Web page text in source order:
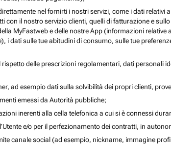
nel fornirti i nostri servizi, come i dati
con il nostro servizio clienti, quelli di fatturazione e
MyFastweb e delle nostre App (informazioni
i dati sulle tue abitudini di consumo, sulle tue
delle prescrizioni regolamentari, dati personali
ad esempio dati sulla solvibilità dei propri clienti,
emessi da Autorità pubbliche;
inerenti alla cella telefonica a cui si è connessi
e/o per il perfezionamento dei contratti, in
canale social (ad esempio, nickname, immagine